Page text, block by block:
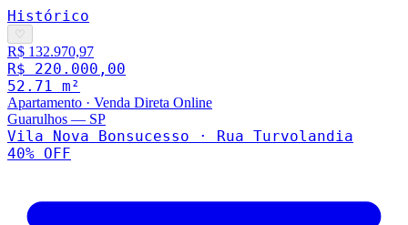
Histórico
♡
R$ 132.970,97
R$ 220.000,00
52.71 m²
Apartamento · Venda Direta Online
Guarulhos — SP
Vila Nova Bonsucesso · Rua Turvolandia
40% OFF